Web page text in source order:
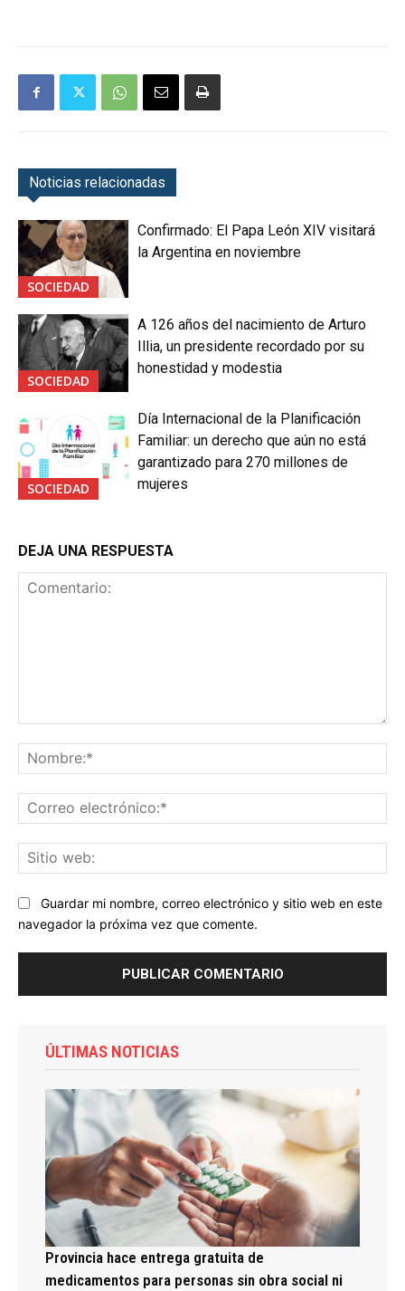
Noticias relacionadas
SOCIEDAD
Confirmado: El Papa León XIV visitará
la Argentina en noviembre
SOCIEDAD
A 126 años del nacimiento de Arturo
Illia, un presidente recordado por su
honestidad y modestia
SOCIEDAD
Día Internacional de la Planificación
Familiar: un derecho que aún no está
garantizado para 270 millones de
mujeres
DEJA UNA RESPUESTA
Guardar mi nombre, correo electrónico y sitio web en este
navegador la próxima vez que comente.
ÚLTIMAS NOTICIAS
Provincia hace entrega gratuita de
medicamentos para personas sin obra social ni